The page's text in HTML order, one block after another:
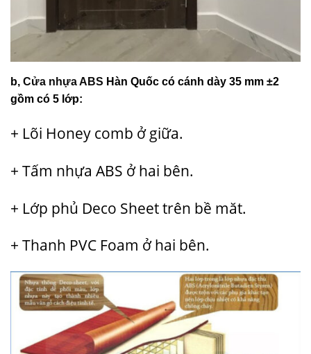
b, Cửa nhựa ABS Hàn Quốc có cánh dày 35 mm ±2
gồm có 5 lớp:
+ Lõi Honey comb ở giữa.
+ Tấm nhựa ABS ở hai bên.
+ Lớp phủ Deco Sheet trên bề măt.
+ Thanh PVC Foam ở hai bên.